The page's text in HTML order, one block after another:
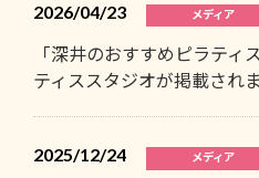
2026/04/23 メディア
「深井のおすすめピラティ
ティススタジオが掲載され
2025/12/24 メディア